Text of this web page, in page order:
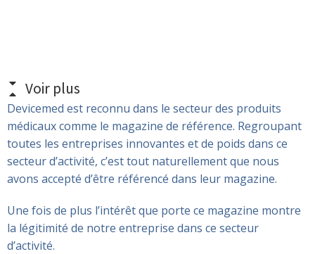
Voir plus
Devicemed est reconnu dans le secteur des produits
médicaux comme le magazine de référence. Regroupant
toutes les entreprises innovantes et de poids dans ce
secteur d’activité, c’est tout naturellement que nous
avons accepté d’être référencé dans leur magazine.
Une fois de plus l’intérêt que porte ce magazine montre
la légitimité de notre entreprise dans ce secteur
d’activité.